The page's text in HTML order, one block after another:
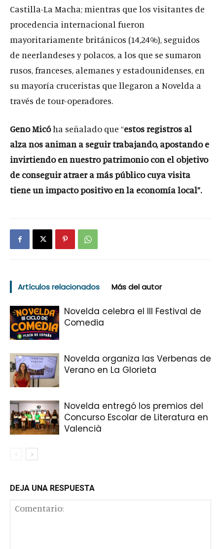
Castilla-La Macha; mientras que los visitantes de
procedencia internacional fueron
mayoritariamente británicos (14,24%), seguidos
de neerlandeses y polacos, a los que se sumaron
rusos, franceses, alemanes y estadounidenses, en
su mayoría cruceristas que llegaron a Novelda a
través de tour-operadores.
Geno Micóha señalado que “estos registros al
alza nos animan a seguir trabajando, apostando e
invirtiendo en nuestro patrimonio con el objetivo
de conseguir atraer a más público cuya visita
tiene un impacto positivo en la economía local”.
Artículos relacionados Más del autor
Novelda celebra el III Festival de
Comedia
Novelda organiza las Verbenas de
Verano en La Glorieta
Novelda entregó los premios del
Concurso Escolar de Literatura en
Valencià
DEJA UNA RESPUESTA